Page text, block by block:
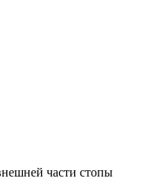
части стопы